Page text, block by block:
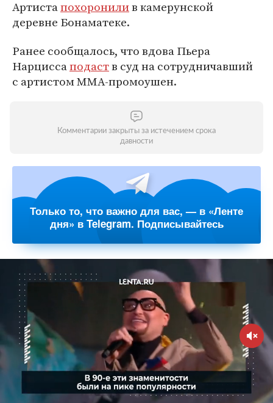
Артистапохоронилив камерунской
деревне Бонаматеке.
Ранее сообщалось, что вдова Пьера
Нарциссаподаств суд на сотрудничавший
с артистом ММА-промоушен.
Комментарии закрыты за истечением срока
давности
Только то, что важно для вас, — в «Ленте
дня» в Telegram. Подписывайтесь